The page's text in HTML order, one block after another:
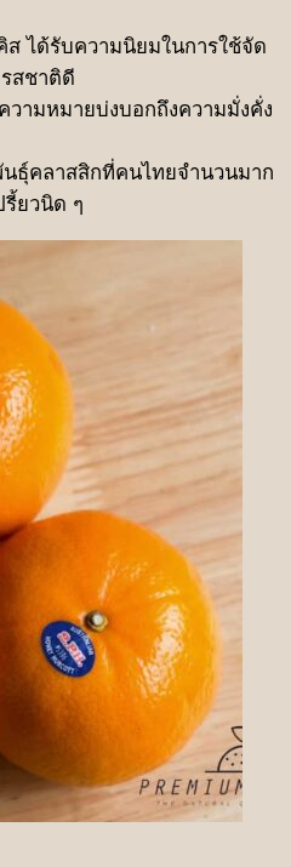
ได้รับความนิยมในการใช้จัด
สชาติดี
ามหมายบ่งบอกถึงความมั่งคั่ง
ธุ์คลาสสิกที่คนไทยจำนวนมาก
ยวนิด ๆ